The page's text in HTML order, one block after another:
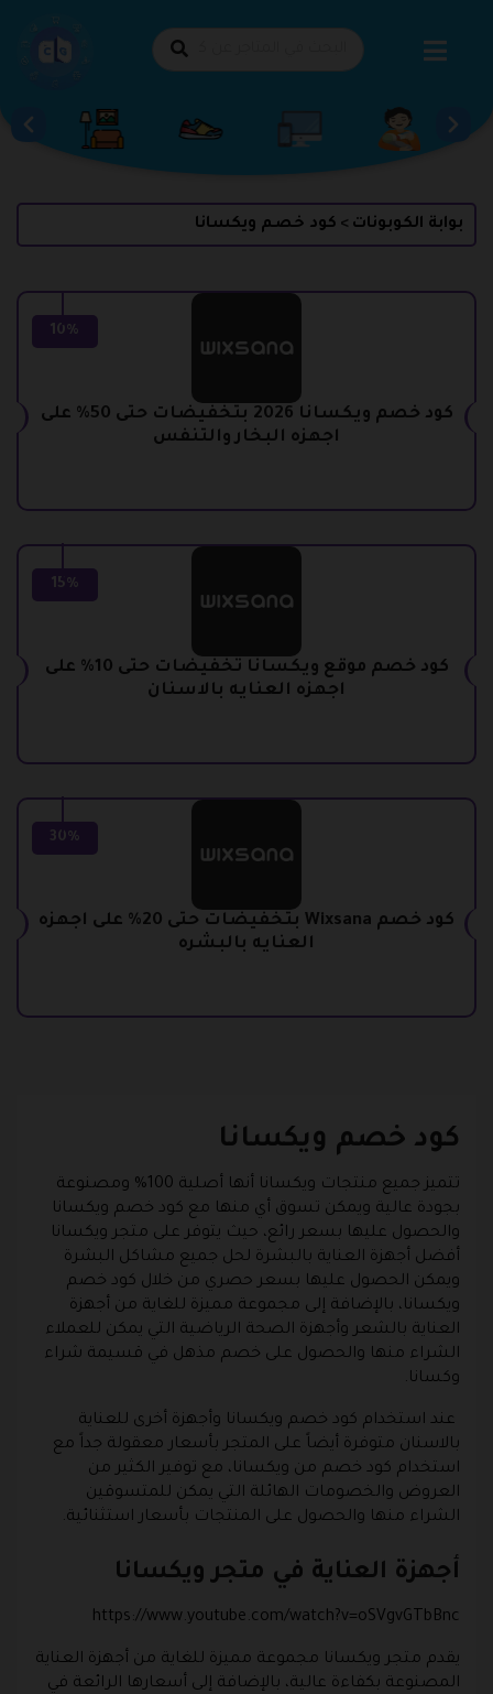
بوابة الكوبونات > كود خصم ويكسانا
10%
كود خصم ويكسانا 2026 بتخفيضات حتى 50% على
اجهزه البخار والتنفس
15%
كود خصم موقع ويكسانا تخفيضات حتى 10% على
اجهزه العنايه بالاسنان
30%
كود خصم Wixsana بتخفيضات حتى 20% على اجهزه
العنايه بالبشره
كود خصم ويكسانا
تتميز جميع منتجات ويكسانا أنها أصلية 100% ومصنوعة
بجودة عالية ويمكن تسوق أي منها مع كود خصم ويكسانا
والحصول عليها بسعر رائع، حيث يتوفر على متجر ويكسانا
أفضل أجهزة العناية بالبشرة لحل جميع مشاكل البشرة
ويمكن الحصول عليها بسعر حصري من خلال كود خصم
ويكسانا، بالإضافة إلى مجموعة مميزة للغاية من أجهزة
العناية بالشعر وأجهزة الصحة الرياضية التي يمكن للعملاء
الشراء منها والحصول على خصم مذهل في قسيمة شراء
وكسانا.
عند استخدام كود خصم ويكسانا وأجهزة أخرى للعناية
بالاسنان متوفرة أيضاً على المتجر بأسعار معقولة جداً مع
استخدام كود خصم من ويكسانا، مع توفير الكثير من
العروض والخصومات الهائلة التي يمكن للمتسوقين
الشراء منها والحصول على المنتجات بأسعار استثنائية.
أجهزة العناية في متجر ويكسانا
https://www.youtube.com/watch?v=oSVgvGTbBnc
يقدم متجر ويكسانا مجموعة مميزة للغاية من أجهزة العناية
المصنوعة بكفاءة عالية، بالإضافة إلى أسعارها الرائعة في